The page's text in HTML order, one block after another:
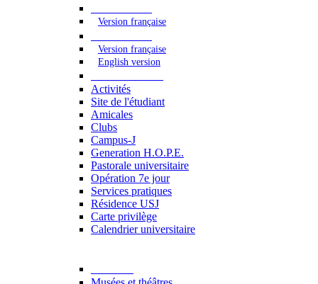
Version française
Version française
English version
Activités
Site de l'étudiant
Amicales
Clubs
Campus-J
Generation H.O.P.E.
Pastorale universitaire
Opération 7e jour
Services pratiques
Résidence USJ
Carte privilège
Calendrier universitaire